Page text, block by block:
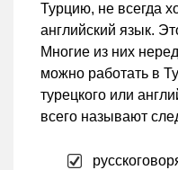
Турцию, не всегда
английский язык.
Многие из них
можно работать в
турецкого или
всего называют